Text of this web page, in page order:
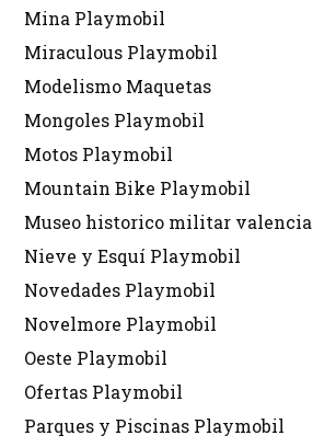
Mina Playmobil
Miraculous Playmobil
Modelismo Maquetas
Mongoles Playmobil
Motos Playmobil
Mountain Bike Playmobil
Museo historico militar valencia
Nieve y Esquí Playmobil
Novedades Playmobil
Novelmore Playmobil
Oeste Playmobil
Ofertas Playmobil
Parques y Piscinas Playmobil